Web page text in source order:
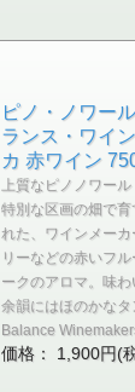
ピノ・ノワー
ランス・ワイ
カ 赤ワイン
上質なピノノワール
特別な区画の畑で
れた、ワインメー
リーなどの赤いフ
ークのアロマ。味わ
余韻にはほのかなタ
Balance
価格： 1,900円(